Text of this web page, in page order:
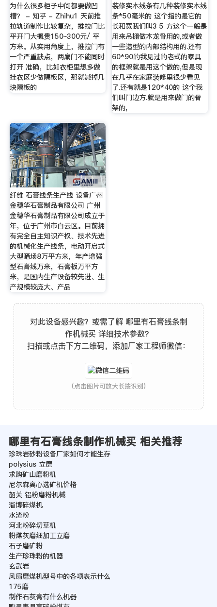
为什么很多柜子中间都要做凹
槽？ - 知乎 - Zhihu1 天前推
拉轨道制作比较复杂，推拉门比
平开门大概贵150~300元/ 平
方米。从实用角度上，推拉门有
一个严重缺点，两扇门不能同时
打开 准确，比如衣柜里想多做
挂衣区少做隔板区，那就减掉几
块隔板的
装修实木线条有几种装修实木线
条*50毫米的 这个指的是它的
长和宽我们叫3 5 方这个一般是
用来吊棚做木龙骨用的,或者做
一些造型的内部结构用的.还有
60*90的我见过的老式的家具
的框架就是用这个做的,但是现
在几乎在家庭装修里很少看见
了.还有就是120*40的 这个我
们叫门边方.就是用来做门的骨
架的,
纤维 石膏线条生产线 设备广州
金穗华石膏制品有限公司 广州
金穗华石膏制品有限公司成立于
年，位于广州市白云区。目前拥
有完全自主知识产权、技术先进
的机械化生产线条，电动开启式
大型晒场8万平方米，年产增强
型石膏线万米，石膏板万平方
米，是国内生产设备较先进、生
产规模较庞大、产品
对此设备感兴趣？或需了解 哪里有石膏线条制
作机械买 详细技术参数？
扫描或点击下方二维码，添加厂家工程师微信：
(点击图片可放大长按识别)
哪里有石膏线条制作机械买 相关推荐
珍珠岩砂粉设备厂家如何才能生存
polysius 立磨
求购矿山磨粉机
尼尔森离心选矿机价格
韶关 铝粉磨粉机械
淄博碎煤机
水渣粉
河北粉碎切草机
粉煤灰磨细加工立磨
石子磨矿粉
生产珍珠粉的机器
玄武岩
风扇磨煤机型号中的各项表示什么
175磨
制作石灰膏有什么机器